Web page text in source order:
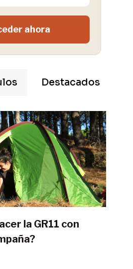
ahora
Destacados
la GR11 con